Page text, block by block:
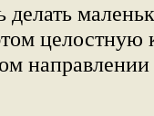
делать
целостную